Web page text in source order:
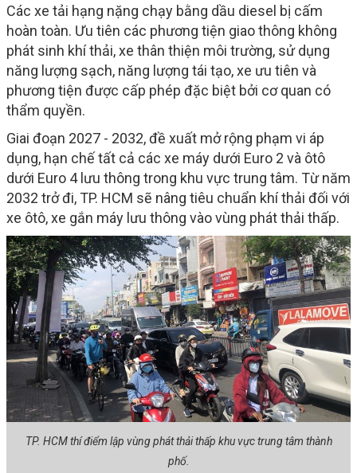
Các xe tải hạng nặng chạy bằng dầu diesel bị cấm
hoàn toàn. Ưu tiên các phương tiện giao thông không
phát sinh khí thải, xe thân thiện môi trường, sử dụng
năng lượng sạch, năng lượng tái tạo, xe ưu tiên và
phương tiện được cấp phép đặc biệt bởi cơ quan có
thẩm quyền.
Giai đoạn 2027 - 2032, đề xuất mở rộng phạm vi áp
dụng, hạn chế tất cả các xe máy dưới Euro 2 và ôtô
dưới Euro 4 lưu thông trong khu vực trung tâm. Từ năm
2032 trở đi, TP. HCM sẽ nâng tiêu chuẩn khí thải đối với
xe ôtô, xe gắn máy lưu thông vào vùng phát thải thấp.
TP. HCM thí điểm lập vùng phát thải thấp khu vực trung tâm thành
phố.